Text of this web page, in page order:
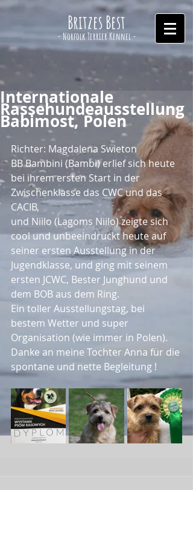
Britzes Best
- Norfolk Terrier Kennel -
Internationale
Rassehundeausstellung
Babimost, Polen
Richter: Magdalena Swieton
BB Bambini (Bambi) erlief sich heute
bei ihrem ersten Start in der
Zwischenklasse das CWC und das
CACIB,
und Niilo (Lagoms Niilo) zeigte sich
cool und unbeeindruckt heute auf
seiner ersten Ausstellung in der
Jugendklasse, und ging mit seinem
ersten JCWC, Bester Junghund und
dem BOB aus dem Ring.
Ein toller Ausstellungstag, bei
bestem Wetter und super
Organisation (wie immer in Polen).
Danke an meine Tochter Anna für die
spontane und nette Begleitung !
Kommentare